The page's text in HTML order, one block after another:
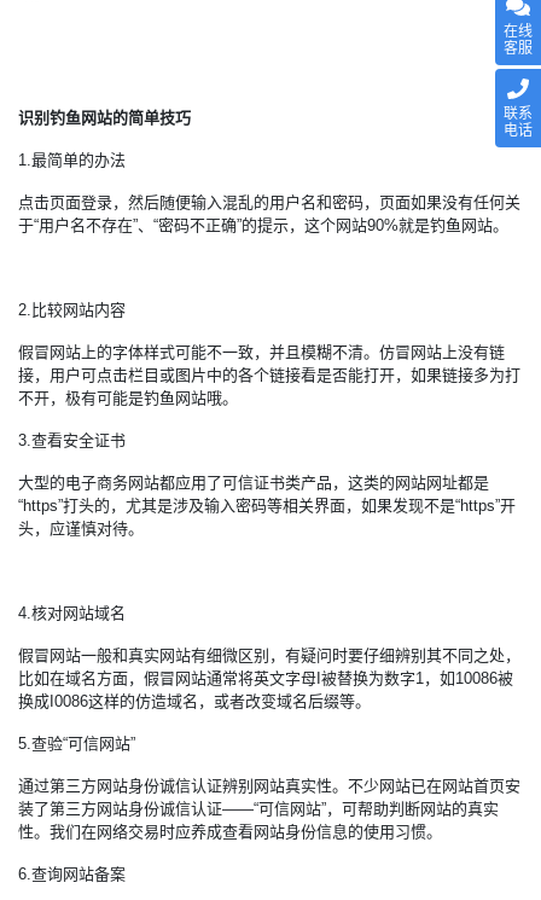
识别钓鱼网站的简单技巧
1.最简单的办法
点击页面登录，然后随便输入混乱的用户名和密码，页面如果没有任何关
于“用户名不存在”、“密码不正确”的提示，这个网站90%就是钓鱼网站。
2.比较网站内容
假冒网站上的字体样式可能不一致，并且模糊不清。仿冒网站上没有链
接，用户可点击栏目或图片中的各个链接看是否能打开，如果链接多为打
不开，极有可能是钓鱼网站哦。
3.查看安全证书
大型的电子商务网站都应用了可信证书类产品，这类的网站网址都是
“https”打头的，尤其是涉及输入密码等相关界面，如果发现不是“https”开
头，应谨慎对待。
4.核对网站域名
假冒网站一般和真实网站有细微区别，有疑问时要仔细辨别其不同之处，
比如在域名方面，假冒网站通常将英文字母I被替换为数字1，如10086被
换成I0086这样的仿造域名，或者改变域名后缀等。
5.查验“可信网站”
通过第三方网站身份诚信认证辨别网站真实性。不少网站已在网站首页安
装了第三方网站身份诚信认证——“可信网站”，可帮助判断网站的真实
性。我们在网络交易时应养成查看网站身份信息的使用习惯。
6.查询网站备案
在线
客服
联系
电话